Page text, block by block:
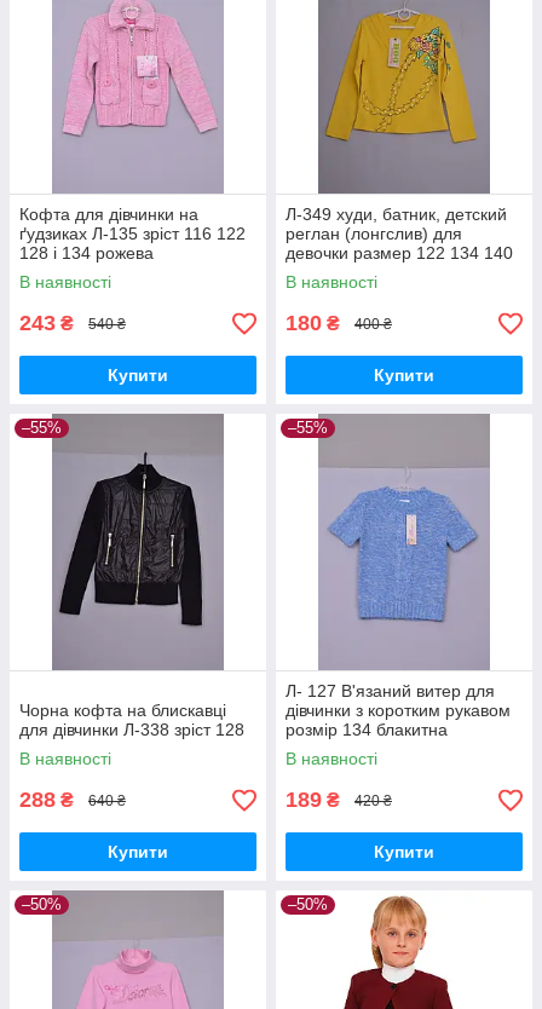
Кофта для дівчинки на
ґудзиках Л-135 зріст 116 122
128 і 134 рожева
В наявності
243 ₴ 540 ₴
Купити
Л-349 худи, батник, детский
реглан (лонгслив) для
девочки размер 122 134 140
желтый
В наявності
180 ₴ 400 ₴
Купити
–55%
Чорна кофта на блискавці
для дівчинки Л-338 зріст 128
В наявності
288 ₴ 640 ₴
Купити
–55%
Л- 127 В'язаний витер для
дівчинки з коротким рукавом
розмір 134 блакитна
В наявності
189 ₴ 420 ₴
Купити
–50% –50%